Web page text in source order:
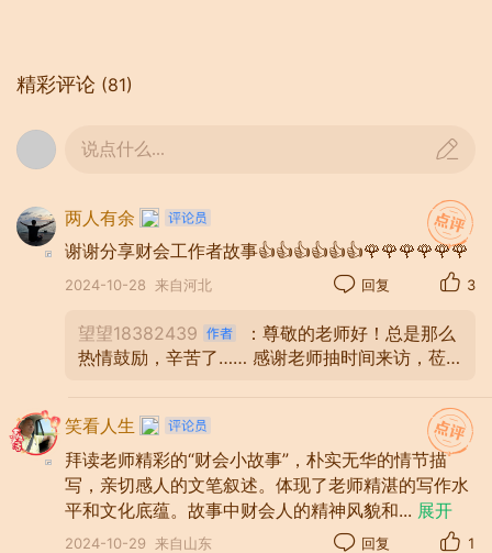
抽查的商品盘点完，不能影响销售。
而且牵头负责盘点的人员，是公司领导
从财务科指派人员王铃，而不是本商场原
货发票（包括型号、规格、数量），做
到：帐帐相符，帐货相符。确保营业经营
者，卖区长、经理、会计等相关人员真实
王铃带队一行10人，早上4点从商场统
有早餐陪伴，打车到十里地之外仓库总部
进行实地考察。拿着手电筒，借着微弱的
灯光，一遍一遍的核对，一桩一桩的梳
理，一次一次的审查，一串串数字核对，
终于盘查出有二排货架，58笔大小家电商
精彩评论 (81)
说点什么...
两人有余
谢谢分享财会工作者故事👍👍👍👍👍👍🌹🌹🌹🌹🌹🌹
2024-10-28 来自河北 回复 3
望望18382439
：尊敬的老师好！总是那么
热情鼓励，辛苦了…… 感谢老师抽时间来访，莅
鼓励，大爱无疆，幸福满满，创作愉悦，遇见美
好，秋天快乐！ ❤️❤️❤️🌹🌹🌹🖊🖊🖊 🍁🍁🍁
笑看人生
拜读老师精彩的“财会小故事”，朴实无华的情节描
写，亲切感人的文笔叙述。体现了老师精湛的写作水
平和文化底蕴。故事中财会人的精神风貌和... 展开
2024-10-29 来自山东 回复 1